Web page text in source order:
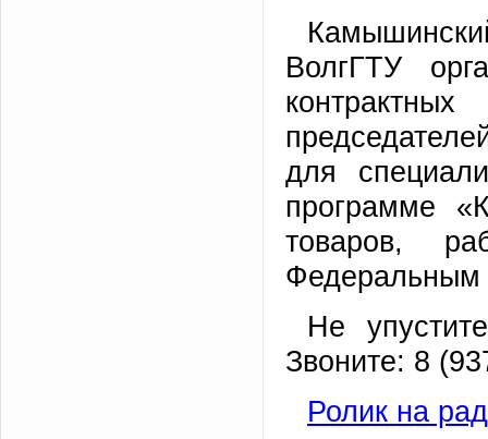
ВолгГТУ
для
программе
товаров,
Не
Звоните: 8
Ролик на